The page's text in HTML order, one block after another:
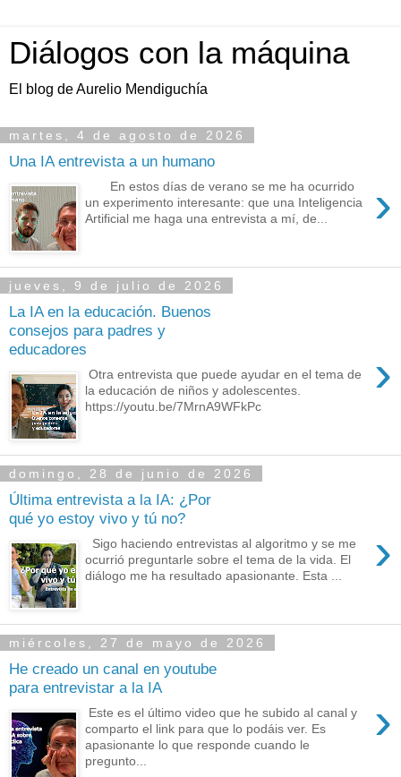
Diálogos con la máquina
El blog de Aurelio Mendiguchía
martes, 4 de agosto de 2026
Una IA entrevista a un humano
›
En estos días de verano se me ha ocurrido
un experimento interesante: que una Inteligencia
Artificial me haga una entrevista a mí, de...
jueves, 9 de julio de 2026
La IA en la educación. Buenos
consejos para padres y
educadores
›
Otra entrevista que puede ayudar en el tema de
la educación de niños y adolescentes.
https://youtu.be/7MrnA9WFkPc
domingo, 28 de junio de 2026
Última entrevista a la IA: ¿Por
qué yo estoy vivo y tú no?
›
Sigo haciendo entrevistas al algoritmo y se me
ocurrió preguntarle sobre el tema de la vida. El
diálogo me ha resultado apasionante. Esta ...
miércoles, 27 de mayo de 2026
He creado un canal en youtube
para entrevistar a la IA
›
Este es el último video que he subido al canal y
comparto el link para que lo podáis ver. Es
apasionante lo que responde cuando le
pregunto...